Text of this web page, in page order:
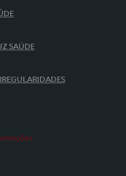
SAÚDE